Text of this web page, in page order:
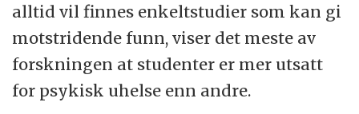
alltid vil finnes enkeltstudier som kan gi
motstridende funn, viser det meste av
forskningen at studenter er mer utsatt
for psykisk uhelse enn andre.